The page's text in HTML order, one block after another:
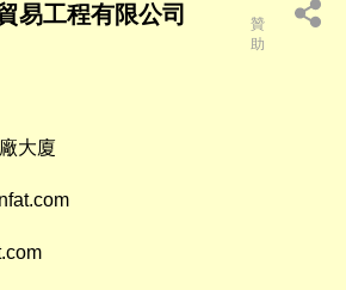
易工程有限公司
贊
助
大廈